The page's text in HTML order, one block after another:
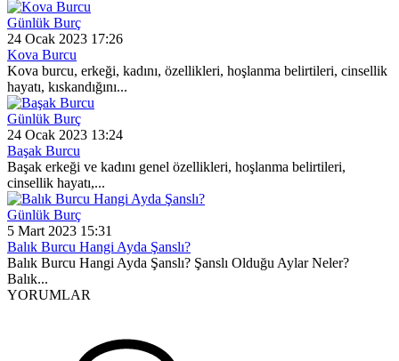
Günlük Burç
24 Ocak 2023 17:26
Kova Burcu
Kova burcu, erkeği, kadını, özellikleri, hoşlanma belirtileri, cinsellik
hayatı, kıskandığını...
Günlük Burç
24 Ocak 2023 13:24
Başak Burcu
Başak erkeği ve kadını genel özellikleri, hoşlanma belirtileri,
cinsellik hayatı,...
Günlük Burç
5 Mart 2023 15:31
Balık Burcu Hangi Ayda Şanslı?
Balık Burcu Hangi Ayda Şanslı? Şanslı Olduğu Aylar Neler?
Balık...
YORUMLAR